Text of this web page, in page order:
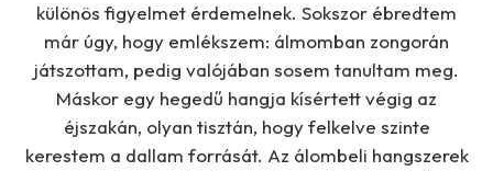
különös figyelmet érdemelnek. Sokszor ébredtem
már úgy, hogy emlékszem: álmomban zongorán
játszottam, pedig valójában sosem tanultam meg.
Máskor egy hegedű hangja kísértett végig az
éjszakán, olyan tisztán, hogy felkelve szinte
kerestem a dallam forrását. Az álombeli hangszerek